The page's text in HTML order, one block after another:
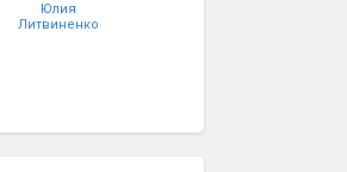
Юлия
Литвиненко